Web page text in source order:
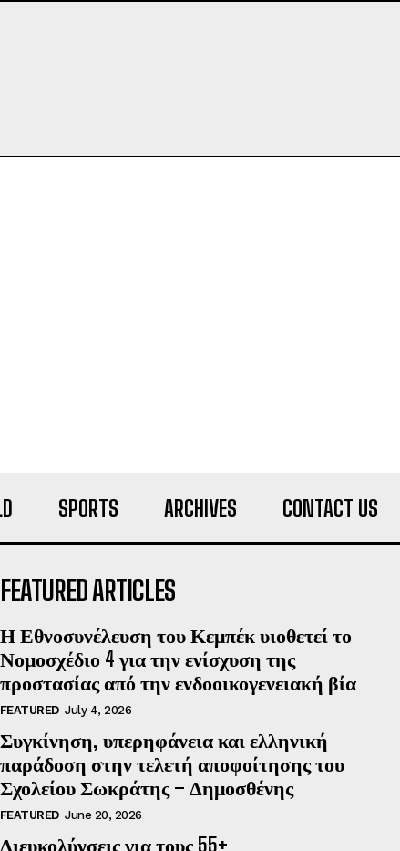
SPORTS ARCHIVES CONTACT US
FEATURED ARTICLES
Η Εθνοσυνέλευση του Κεμπέκ υιοθετεί το
Νομοσχέδιο 4 για την ενίσχυση της
προστασίας από την ενδοοικογενειακή βία
FEATURED July 4, 2026
Συγκίνηση, υπερηφάνεια και ελληνική
παράδοση στην τελετή αποφοίτησης του
Σχολείου Σωκράτης – Δημοσθένης
FEATURED June 20, 2026
Διευκολύνσεις για τους 55+